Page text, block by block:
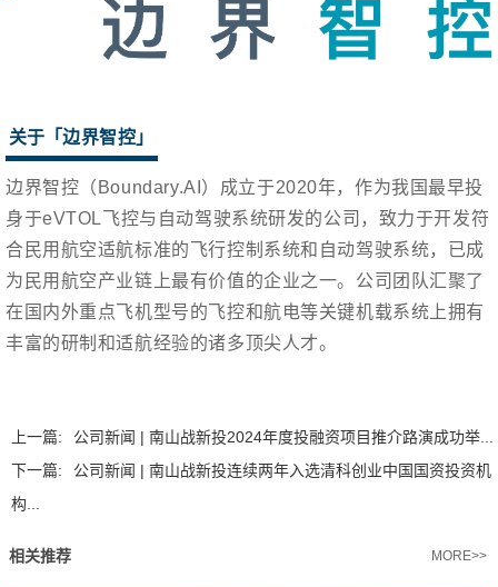
关于「边界智控 」
边界智控（Boundary.AI）成立于2020年，作为我国最早投
身于eVTOL飞控与自动驾驶系统研发的公司，致力于开发符
合民用航空适航标准的飞行控制系统和自动驾驶系统，已成
为民用航空产业链上最有价值的企业之一。公司团队汇聚了
在国内外重点飞机型号的飞控和航电等关键机载系统上拥有
丰富的研制和适航经验的诸多顶尖人才。
上一篇:
公司新闻 | 南山战新投2024年度投融资项目推介路演成功举...
下一篇:
公司新闻 | 南山战新投连续两年入选清科创业中国国资投资机
构...
相关推荐 MORE>>